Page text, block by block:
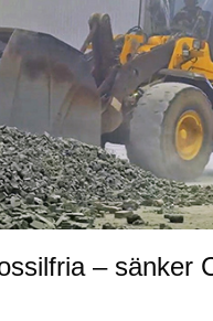
– sänker